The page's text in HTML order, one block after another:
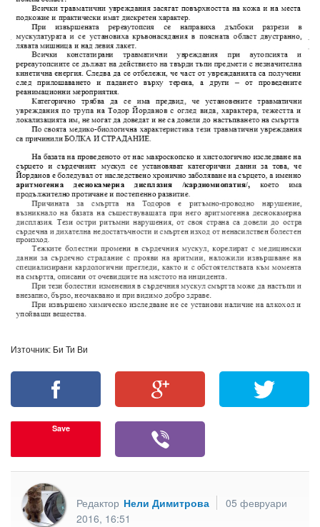
Източник: Би Ти Ви
Save
Редактор Нели Димитрова
05 февруари
2016, 16:51